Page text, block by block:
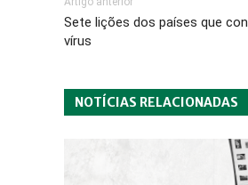
Sete lições dos países que
vírus
NOTÍCIAS RELACIONADAS